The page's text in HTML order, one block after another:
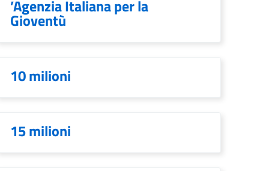
’Agenzia Italiana per la
Gioventù
10 milioni
15 milioni